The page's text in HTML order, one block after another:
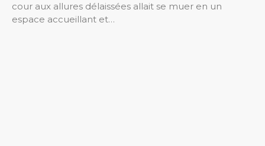
cour aux allures délaissées allait se muer en un
espace accueillant et…